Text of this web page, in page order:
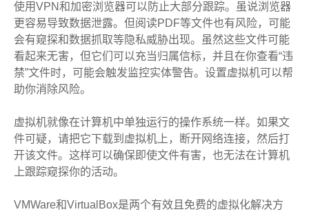
使用VPN和加密浏览器可以防止大部分跟踪。虽说浏览器
更容易导致数据泄露。但阅读PDF等文件也有风险，可能
会有窥探和数据抓取等隐私威胁出现。虽然这些文件可能
看起来无害，但它们可以充当归属信标，并且在你查看“违
禁”文件时，可能会触发监控实体警告。设置虚拟机可以帮
助你消除风险。
虚拟机就像在计算机中单独运行的操作系统一样。如果文
件可疑，请把它下载到虚拟机上，断开网络连接，然后打
开该文件。这样可以确保即使文件有害，也无法在计算机
上跟踪窥探你的活动。
VMWare和VirtualBox是两个有效且免费的虚拟化解决方